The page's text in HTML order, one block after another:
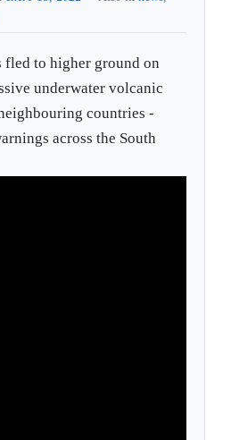
fled to higher ground on
underwater volcanic
countries -
across the South